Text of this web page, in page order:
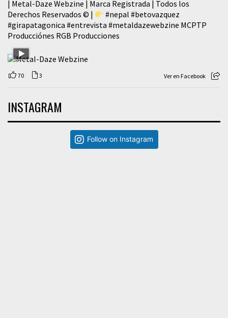
| Metal-Daze Webzine | Marca Registrada | Todos los
Derechos Reservados © |
#nepal #betovazquez
#girapatagonica #entrevista #metaldazewebzine MCPTP
Producciónes RGB Producciones
70 3 Ver en Facebook
INSTAGRAM
Follow on Instagram